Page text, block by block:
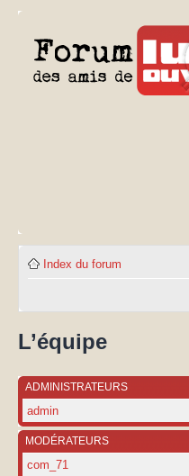
Index du forum
L’équipe
ADMINISTRATEURS
admin
MODÉRATEURS
com_71